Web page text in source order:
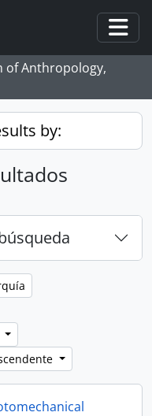
of Anthropology,
by: